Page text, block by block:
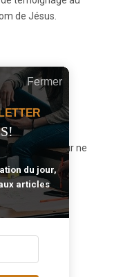
de Jésus.
1:34 pm
Que le Seigneur ne
qu’Il t’offre un
Fermer
du jour,
articles